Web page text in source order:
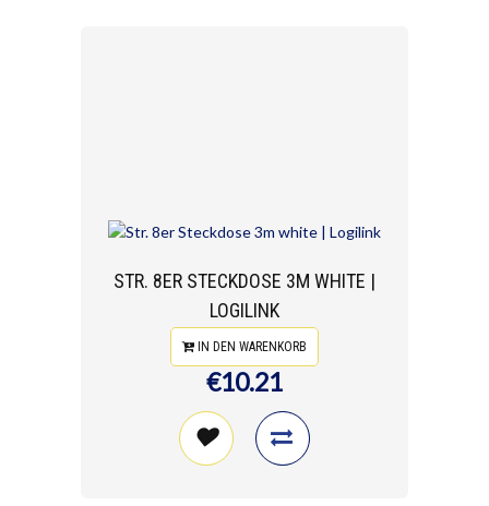
STR. 8ER STECKDOSE 3M WHITE |
LOGILINK
IN DEN WARENKORB
€10.21